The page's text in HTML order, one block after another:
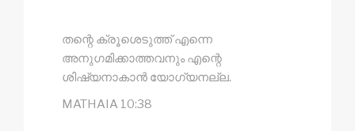
തന്റെ ക്രൂശെടുത്ത് എന്നെ
അനുഗമിക്കാത്തവനും എന്റെ
ശിഷ്യനാകാൻ യോഗ്യനല്ല.
MATHAIA 10:38